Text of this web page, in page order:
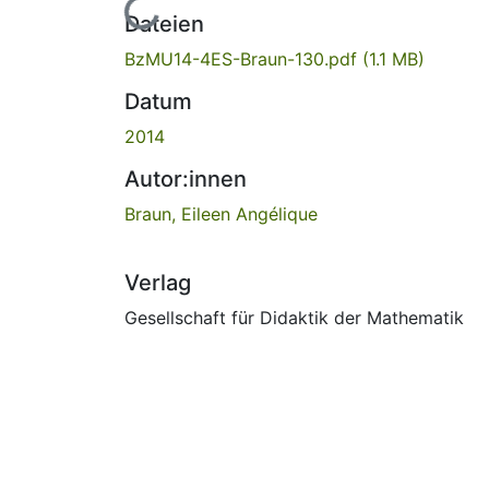
Lade...
Dateien
BzMU14-4ES-Braun-130.pdf (1.1 MB)
Datum
2014
Autor:innen
Braun, Eileen Angélique
Verlag
Gesellschaft für Didaktik der Mathematik